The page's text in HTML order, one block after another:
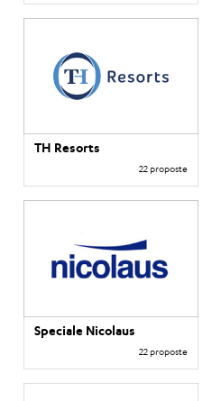
TH Resorts
22 proposte
Speciale Nicolaus
22 proposte